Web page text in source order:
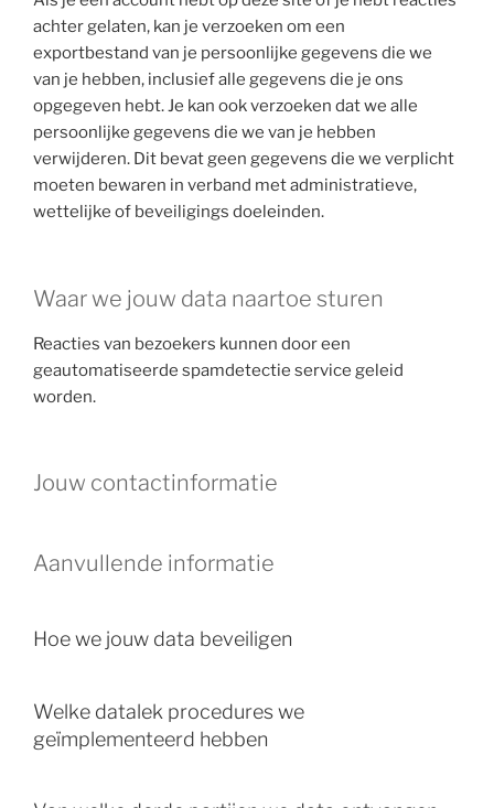
achter gelaten, kan je verzoeken om een
exportbestand van je persoonlijke gegevens die we
van je hebben, inclusief alle gegevens die je ons
opgegeven hebt. Je kan ook verzoeken dat we alle
persoonlijke gegevens die we van je hebben
verwijderen. Dit bevat geen gegevens die we verplicht
moeten bewaren in verband met administratieve,
wettelijke of beveiligings doeleinden.
Waar we jouw data naartoe sturen
Reacties van bezoekers kunnen door een
geautomatiseerde spamdetectie service geleid
worden.
Jouw contactinformatie
Aanvullende informatie
Hoe we jouw data beveiligen
Welke datalek procedures we
geïmplementeerd hebben